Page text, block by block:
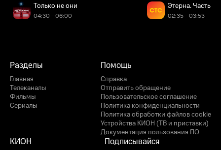
Только не они
04:30 - 06:00
Этерна. Часть
02:35 - 03:53
Разделы
Главная
Телеканалы
Фильмы
Сериалы
Помощь
Справка
Отправить обращение
Пользовательское соглашение
Политика конфиденциальности
Политика обработки файлов cookie
Устройства КИОН (ТВ и приставки)
Документация пользования ПО
КИОН Подписывайся